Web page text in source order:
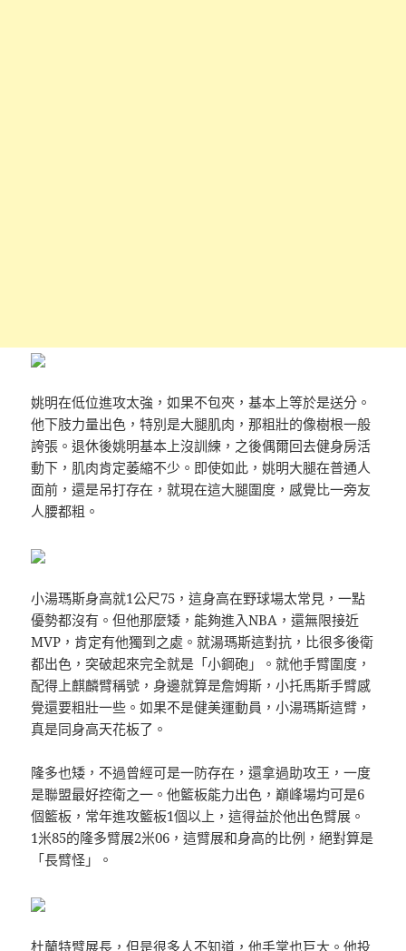
姚明在低位進攻太強，如果不包夾，基本上等於是送分。
他下肢力量出色，特別是大腿肌肉，那粗壯的像樹根一般
誇張。退休後姚明基本上沒訓練，之後偶爾回去健身房活
動下，肌肉肯定萎縮不少。即使如此，姚明大腿在普通人
面前，還是吊打存在，就現在這大腿圍度，感覺比一旁友
人腰都粗。
小湯瑪斯身高就1公尺75，這身高在野球場太常見，一點
優勢都沒有。但他那麼矮，能夠進入NBA，還無限接近
MVP，肯定有他獨到之處。就湯瑪斯這對抗，比很多後衛
都出色，突破起來完全就是「小鋼砲」。就他手臂圍度，
配得上麒麟臂稱號，身邊就算是詹姆斯，小托馬斯手臂感
覺還要粗壯一些。如果不是健美​​運動員，小湯瑪斯這臂，
真是同身高天花板了。
隆多也矮，不過曾經可是一防存在，還拿過助攻王，一度
是聯盟最好控衛之一。他籃板能力出色，巔峰場均可是6
個籃板，常年進攻籃板1個以上，這得益於他出色臂展。
1米85的隆多臂展2米06，這臂展和身高的比例，絕對算是
「長臂怪」。
杜蘭特臂展長，但是很多人不知道，他手掌也巨大。他投